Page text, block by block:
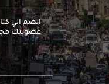
انضم الي
عضويتك